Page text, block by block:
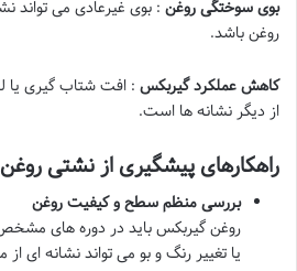
بوی سوختگی روغن : بوی غیرعادی می تواند
روغن باشد.
کاهش عملکرد گیربکس : افت شتاب گیری یا
از دیگر نشانه ها است.
راهکارهای پیشگیری از نشتی
بررسی منظم سطح و کیفیت روغن
روغن گیربکس باید در دوره های
یا تغییر رنگ و بو می تواند نشانه ای